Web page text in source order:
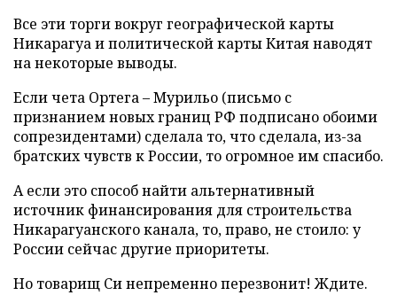
Все эти торги вокруг географической карты
Никарагуа и политической карты Китая наводят
на некоторые выводы.
Если чета Ортега – Мурильо (письмо с
признанием новых границ РФ подписано обоими
сопрезидентами) сделала то, что сделала, из-за
братских чувств к России, то огромное им спасибо.
А если это способ найти альтернативный
источник финансирования для строительства
Никарагуанского канала, то, право, не стоило: у
России сейчас другие приоритеты.
Но товарищ Си непременно перезвонит! Ждите.